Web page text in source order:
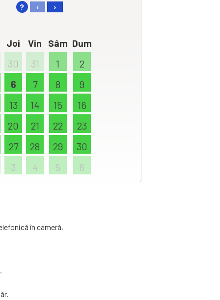
? ‹ ›
Joi Vin Sâm Dum
30 31 1
2
6 7 8
9
13 14 15
16
20 21 22
23
27 28 29
30
3 4 5 6
în cameră,